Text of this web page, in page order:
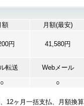
額 月額(最安)
円 41,580円
転送 Webメール
○ ○
12ヶ月一括支払、月額換算